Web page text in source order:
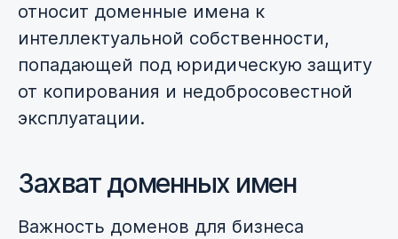
относит доменные имена к
интеллектуальной собственности,
попадающей под юридическую защиту
от копирования и недобросовестной
эксплуатации.
Захват доменных имен
Важность доменов для бизнеса